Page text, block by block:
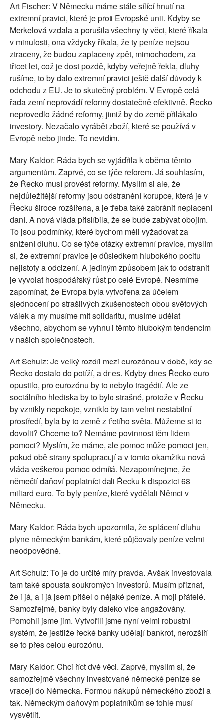
Art Fischer: V Německu máme stále sílící hnutí na
extremní pravici, které je proti Evropské unii. Kdyby se
Merkelová vzdala a porušila všechny ty věci, které říkala
v minulosti, ona vždycky říkala, že ty peníze nejsou
ztraceny, že budou zaplaceny zpět, mimochodem, za
třicet let, což je dost pozdě, kdyby veřejně řekla, dluhy
rušíme, to by dalo extremní pravici ještě další důvody k
odchodu z EU. Je to skutečný problém. V Evropě celá
řada zemí neprovádí reformy dostatečně efektivně. Řecko
neprovedlo žádné reformy, jimiž by do země přilákalo
investory. Nezačalo vyrábět zboží, které se používá v
Evropě nebo jinde. To nevidím.
Mary Kaldor: Ráda bych se vyjádřila k oběma těmto
argumentům. Zaprvé, co se týče reforem. Já souhlasím,
že Řecko musí provést reformy. Myslím si ale, že
nejdůležitější reformy jsou odstranění korupce, která je v
Řecku široce rozšířena, a je třeba také zabránit neplacení
daní. A nová vláda přislíbila, že se bude zabývat obojím.
To jsou podmínky, které bychom měli vyžadovat za
snížení dluhu. Co se týče otázky extremní pravice, myslím
si, že extremní pravice je důsledkem hlubokého pocitu
nejistoty a odcizení. A jediným způsobem jak to odstranit
je vyvolat hospodářský růst po celé Evropě. Nesmíme
zapomínat, že Evropa byla vytvořena za účelem
sjednocení po strašlivých zkušenostech obou světových
válek a my musíme mít solidaritu, musíme udělat
všechno, abychom se vyhnuli těmto hlubokým tendencím
v našich společnostech.
Art Schulz: Je velký rozdíl mezi eurozónou v době, kdy se
Řecko dostalo do potíží, a dnes. Kdyby dnes Řecko euro
opustilo, pro eurozónu by to nebylo tragédií. Ale ze
sociálního hlediska by to bylo strašné, protože v Řecku
by vznikly nepokoje, vzniklo by tam velmi nestabilní
prostředí, byla by to země z třetího světa. Můžeme si to
dovolit? Chceme to? Nemáme povinnost těm lidem
pomoci? Myslím, že máme, ale pomoc může pomoci jen,
pokud obě strany spolupracují a v tomto okamžiku nová
vláda veškerou pomoc odmítá. Nezapomínejme, že
němečtí daňoví poplatníci dali Řecku k dispozici 68
miliard euro. To byly peníze, které vydělali Němci v
Německu.
Mary Kaldor: Ráda bych upozornila, že splácení dluhu
plyne německým bankám, které půjčovaly peníze velmi
neodpovědně.
Art Schulz: To je do určité míry pravda. Avšak investovala
tam také spousta soukromých investorů. Musím přiznat,
že i já, a i já jsem přišel o nějaké peníze. A moji přátelé.
Samozřejmě, banky byly daleko více angažovány.
Pomohli jsme jim. Vytvořili jsme nyní velmi robustní
systém, že jestliže řecké banky udělají bankrot, nerozšíří
se to přes celou eurozónu.
Mary Kaldor: Chci říct dvě věci. Zaprvé, myslím si, že
samozřejmě všechny investované německé peníze se
vracejí do Německa. Formou nákupů německého zboží a
tak. Německým daňovým poplatníkům se tohle musí
vysvětlit.